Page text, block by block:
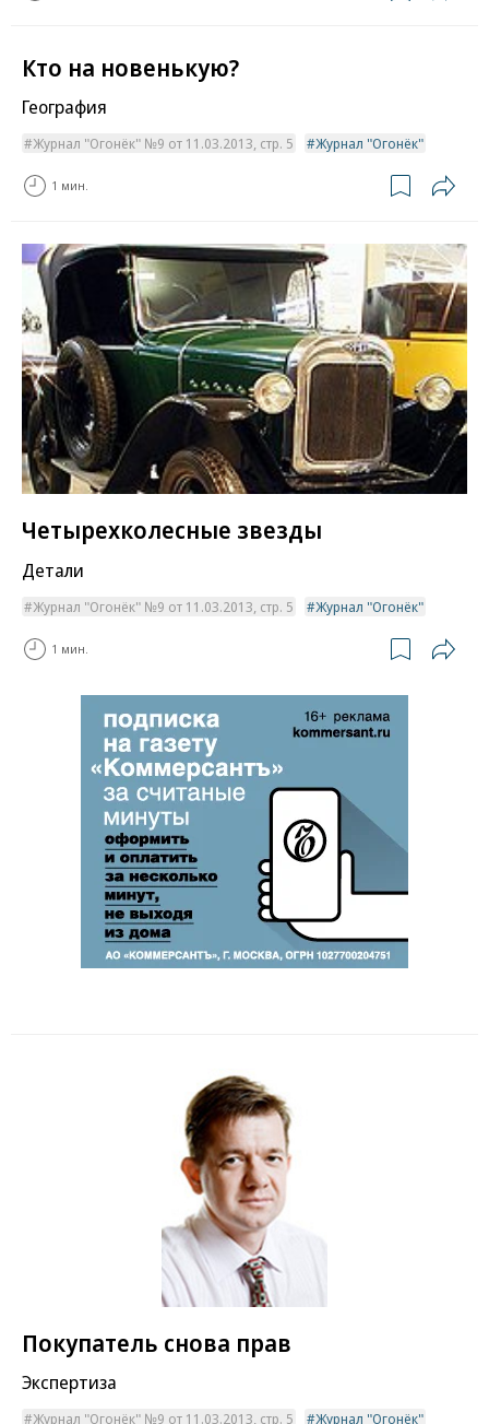
Кто на новенькую?
География
Журнал "Огонёк" №9 от 11.03.2013, стр. 5 Журнал "Огонёк"
1 мин.
Четырехколесные звезды
Детали
Журнал "Огонёк" №9 от 11.03.2013, стр. 5 Журнал "Огонёк"
1 мин.
Покупатель снова прав
Экспертиза
Журнал "Огонёк" №9 от 11.03.2013, стр. 5 Журнал "Огонёк"